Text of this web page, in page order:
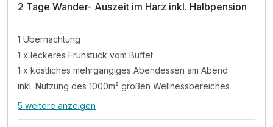
2 Tage Wander- Auszeit im Harz inkl. Halbpension
1 Übernachtung
1 x leckeres Frühstück vom Buffet
1 x köstliches mehrgängiges Abendessen am Abend
inkl. Nutzung des 1000m² großen Wellnessbereiches
Alle Inklusivleistungen
5 weitere anzeigen